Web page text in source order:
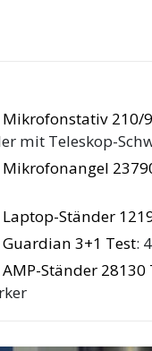
Mikrofonstativ 210/
mit Teleskop-
Ständer
3+1 Test:
Ständer 28130